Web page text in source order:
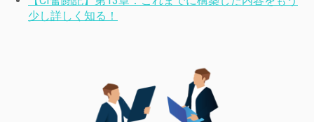
少し詳しく知る！